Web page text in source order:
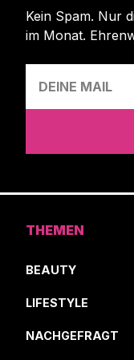
Kein Spam. Nur
im Monat.
THEMEN
BEAUTY
LIFESTYLE
NACHGEFRAGT